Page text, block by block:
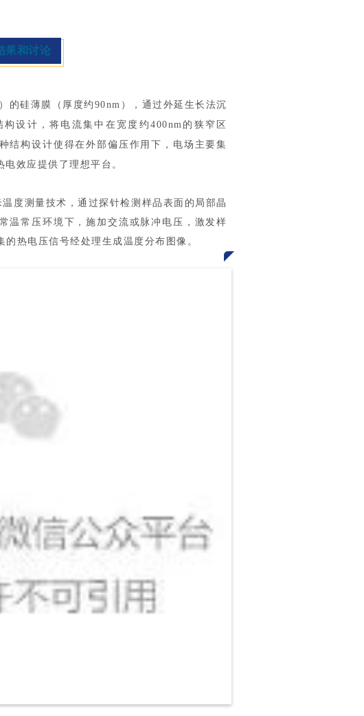
果和讨论
）的硅薄膜（厚度约90nm），通过外延生长法沉
设计，将电流集中在宽度约400nm的狭窄区
结构设计使得在外部偏压作用下，电场主要集
效应提供了理想平台。
度测量技术，通过探针检测样品表面的局部晶
温常压环境下，施加交流或脉冲电压，激发样
热电压信号经处理生成温度分布图像。